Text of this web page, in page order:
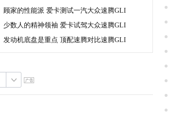
顾家的性能派 爱卡测试一汽大众速腾GLI
少数人的精神领袖 爱卡试驾大众速腾GLI
发动机底盘是重点 顶配速腾对比速腾GLI